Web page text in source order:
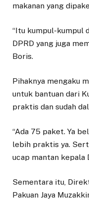
makanan yang
“Itu kumpul-kumpul
DPRD yang juga
Boris.
Pihaknya mengaku
untuk bantuan dari
praktis dan sudah
“Ada 75 paket. Ya
lebih praktis ya.
ucap mantan
Sementara itu,
Pakuan Jaya